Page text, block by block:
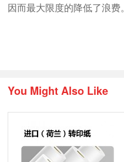
因而最大限度的降低了浪费。
You Might Also Like